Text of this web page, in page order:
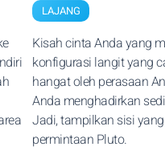
LAJANG
Kisah cinta Anda yang
konfigurasi langit yang
hangat oleh perasaan
Anda menghadirkan
Jadi, tampilkan sisi
permintaan Pluto.